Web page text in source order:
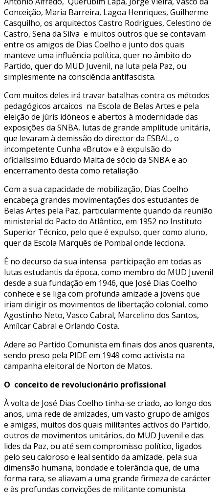
Conceição, Maria Barreira, Lagoa Henriques, Guilherme
Casquilho, os arquitectos Castro Rodrigues, Celestino de
Castro, Sena da Silva e muitos outros que se contavam
entre os amigos de Dias Coelho e junto dos quais
manteve uma influência política, quer no âmbito do
Partido, quer do MUD Juvenil, na luta pela Paz, ou
simplesmente na consciência antifascista.
Com muitos deles irá travar batalhas contra os métodos
pedagógicos arcaicos na Escola de Belas Artes e pela
eleição de júris idóneos e abertos à modernidade das
exposições da SNBA, lutas de grande amplitude unitária,
que levaram à demissão do director da ESBAL, o
incompetente Cunha «Bruto» e à expulsão do
oficialíssimo Eduardo Malta de sócio da SNBA e ao
encerramento desta como retaliação.
Com a sua capacidade de mobilização, Dias Coelho
encabeça grandes movimentações dos estudantes de
Belas Artes pela Paz, particularmente quando da reunião
ministerial do Pacto do Atlântico, em 1952 no Instituto
Superior Técnico, pelo que é expulso, quer como aluno,
quer da Escola Marquês de Pombal onde lecciona.
É no decurso da sua intensa participação em todas as
lutas estudantis da época, como membro do MUD Juvenil
desde a sua fundação em 1946, que José Dias Coelho
conhece e se liga com profunda amizade a jovens que
iriam dirigir os movimentos de libertação colonial, como
Agostinho Neto, Vasco Cabral, Marcelino dos Santos,
Amílcar Cabral e Orlando Costa.
Adere ao Partido Comunista em finais dos anos quarenta,
sendo preso pela PIDE em 1949 como activista na
campanha eleitoral de Norton de Matos.
O conceito de revolucionário profissional
À volta de José Dias Coelho tinha-se criado, ao longo dos
anos, uma rede de amizades, um vasto grupo de amigos
e amigas, muitos dos quais militantes activos do Partido,
outros de movimentos unitários, do MUD Juvenil e das
lides da Paz, ou até sem compromisso político, ligados
pelo seu caloroso e leal sentido da amizade, pela sua
dimensão humana, bondade e tolerância que, de uma
forma rara, se aliavam a uma grande firmeza de carácter
e às profundas convicções de militante comunista.